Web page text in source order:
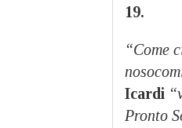
19.
“Come
Icardi
Pronto